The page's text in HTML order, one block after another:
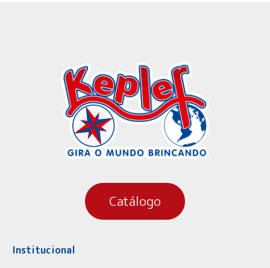
Catálogo
Institucional